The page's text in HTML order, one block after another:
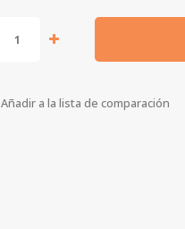
Añadir a la lista de comparación